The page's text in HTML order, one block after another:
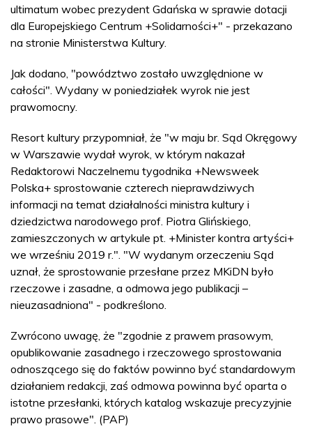
ultimatum wobec prezydent Gdańska w sprawie dotacji
dla Europejskiego Centrum +Solidarności+" - przekazano
na stronie Ministerstwa Kultury.
Jak dodano, "powództwo zostało uwzględnione w
całości". Wydany w poniedziałek wyrok nie jest
prawomocny.
Resort kultury przypomniał, że "w maju br. Sąd Okręgowy
w Warszawie wydał wyrok, w którym nakazał
Redaktorowi Naczelnemu tygodnika +Newsweek
Polska+ sprostowanie czterech nieprawdziwych
informacji na temat działalności ministra kultury i
dziedzictwa narodowego prof. Piotra Glińskiego,
zamieszczonych w artykule pt. +Minister kontra artyści+
we wrześniu 2019 r.". "W wydanym orzeczeniu Sąd
uznał, że sprostowanie przesłane przez MKiDN było
rzeczowe i zasadne, a odmowa jego publikacji –
nieuzasadniona" - podkreślono.
Zwrócono uwagę, że "zgodnie z prawem prasowym,
opublikowanie zasadnego i rzeczowego sprostowania
odnoszącego się do faktów powinno być standardowym
działaniem redakcji, zaś odmowa powinna być oparta o
istotne przesłanki, których katalog wskazuje precyzyjnie
prawo prasowe". (PAP)